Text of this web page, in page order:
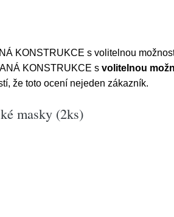
KONSTRUKCE s volitelnou
KONSTRUKCE s volitelnou
že toto ocení nejeden zákazník.
masky (2ks)